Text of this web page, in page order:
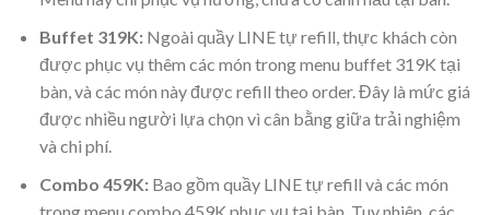
Buffet 319K: Ngoài quầy LINE tự refill, thực khách còn
được phục vụ thêm các món trong menu buffet 319K tại
bàn, và các món này được refill theo order. Đây là mức giá
được nhiều người lựa chọn vì cân bằng giữa trải nghiệm
và chi phí.
Combo 459K: Bao gồm quầy LINE tự refill và các món
trong menu combo 459K phục vụ tại bàn. Tuy nhiên, các